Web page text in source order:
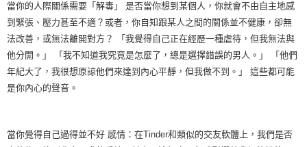
當你的人際關係需要「解毒」 是否當你想到某個人，你就會不由自主地感
到緊張、壓力甚至不適？或者，你自知跟某人之間的關係並不健康，卻無
法改善，或無法離開對方？ 「我覺得自己正在經歷一種虐待，但我無法與
他分開。」 「我不知道我究竟是怎麼了，總是選擇錯誤的男人。」 「他們
年紀大了，我很想原諒他們來達到內心平靜，但我做不到。」 這些都可能
是你內心的聲音。
當你覺得自己過得並不好 感情：在Tinder和類似的交友軟體上，我們是否